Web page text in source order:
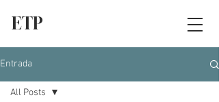
ETP
Entrada
All Posts